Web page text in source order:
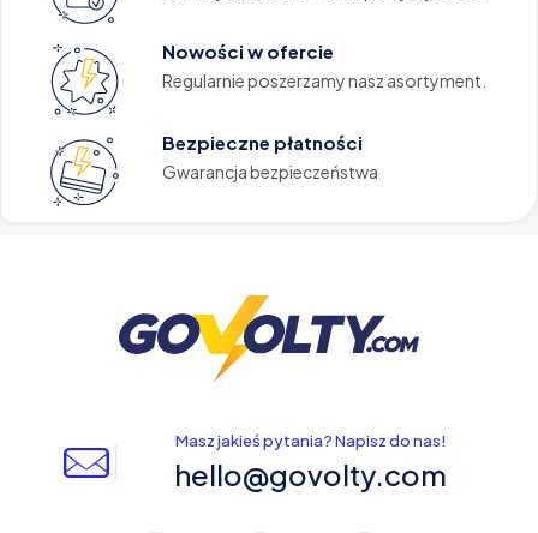
Nowości w ofercie
Regularnie poszerzamy nasz asortyment.
Bezpieczne płatności
Gwarancja bezpieczeństwa
Masz jakieś pytania? Napisz do nas!
hello@govolty.com